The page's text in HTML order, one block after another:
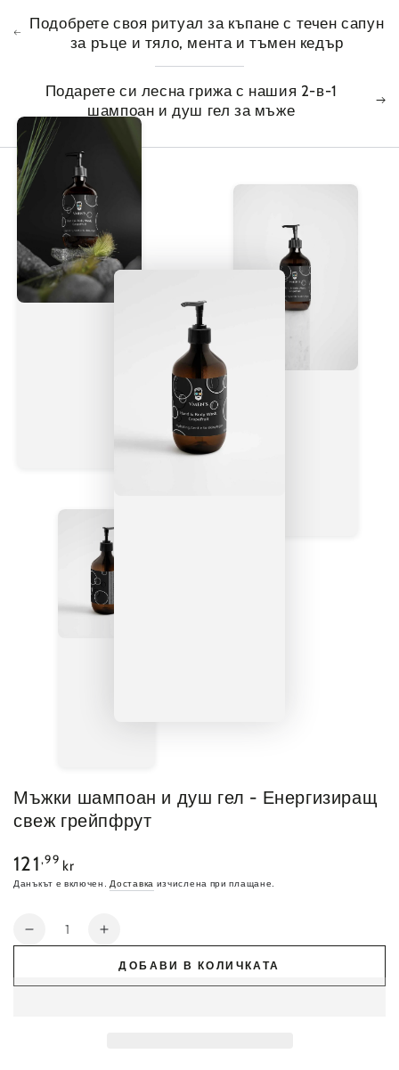
Подобрете своя ритуал за къпане с течен сапун
за ръце и тяло, мента и тъмен кедър
Подарете си лесна грижа с нашия 2-в-1
шампоан и душ гел за мъже
Мъжки шампоан и душ гел - Енергизиращ
свеж грейпфрут
Обичайна
цена
121 ,99 kr
Данъкът е включен.Доставка изчислена при плащане.
Количество
Намалете Увеличете
заДОБАВИ В КОЛИЧКАТА